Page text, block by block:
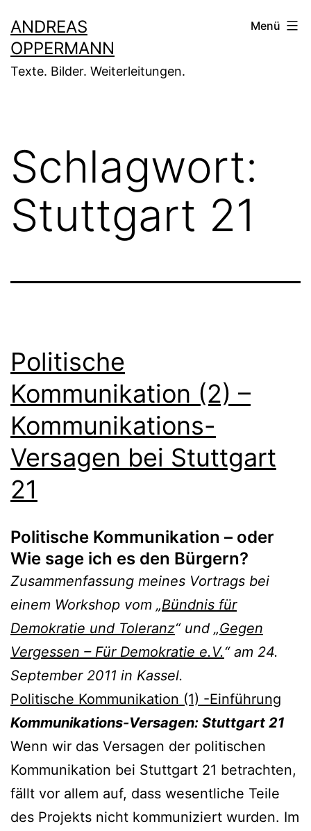
Inhalt
springen
ANDREAS
OPPERMANN
Texte. Bilder. Weiterleitungen.
Menü
Schlagwort:
Stuttgart 21
Politische
Kommunikation (2) –
Kommunikations-
Versagen bei Stuttgart
21
Politische Kommunikation – oder
Wie sage ich es den Bürgern?
Zusammenfassung meines Vortrags bei
einem Workshop vom „Bündnis für
Demokratie und Toleranz“ und „Gegen
Vergessen – Für Demokratie e.V.“ am 24.
September 2011 in Kassel.
Politische Kommunikation (1) -Einführung
Kommunikations-Versagen: Stuttgart 21
Wenn wir das Versagen der politischen
Kommunikation bei Stuttgart 21 betrachten,
fällt vor allem auf, dass wesentliche Teile
des Projekts nicht kommuniziert wurden. Im